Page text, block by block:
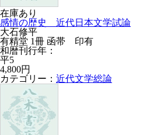
在庫あり
感情の歴史 近代日本文学試論
大石修平
有精堂 1冊 函帯 印有
和暦刊行年：
平5
4,800円
カテゴリー： 近代文学総論